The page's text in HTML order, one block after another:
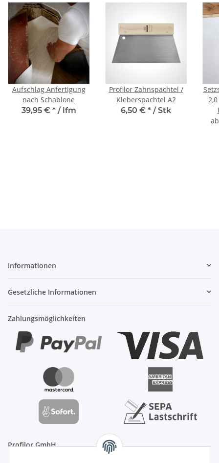
Aufschlag Anfertigung
nach Schablone
39,95 € */ lfm
Profilor Zahnspachtel /
Kleberspachtel A2
6,50 € * / Stk
Informationen
Gesetzliche Informationen
Zahlungsmöglichkeiten
Profilor GmbH